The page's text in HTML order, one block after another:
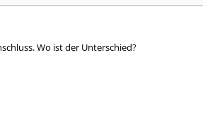
Wo ist der Unterschied?